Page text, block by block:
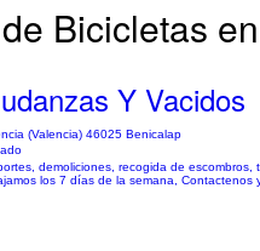
Bicicletas
Y Vacidos
(Valencia) 46025 Benicalap
demoliciones, recogida de
los 7 días de la semana,